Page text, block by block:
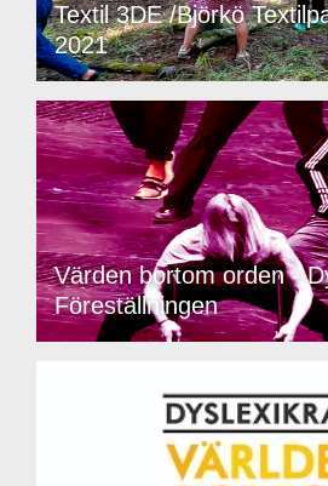
Textil 3DE /Björkö
2021
Värden bortom orden -
Föreställningen